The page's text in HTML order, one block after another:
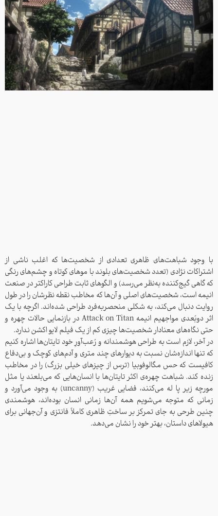
با وجود شباهت‌های ظاهری‌ تعدادی از شخصیت‌ها که اغلب ناشی از
اشتراکات نژادی (تعدد شخصیت‌های بلوند با موهای کوتاه و چشم‌های رنگی
که گاهی گیج‌کننده به‌نظر می‌رسد) و الگوهای ثابت طراحی کاراکتر در صنعت
انیمه است، شخصیت‌های اصلی و آن‌ها که مخاطب نقطه نظرشان را در طول
روایت دنبال می‌کند، به شکلی منحصر‌به‌فرد طراحی شده‌اند. اگرچه با یک
اثر دوبُعدی مواجهیم انیمه Attack on Titan در بازنمایی حالات چهره و
حتی نگاه‌های معنادار شخصیت‌ها چیزی کم از یک فیلم لایو اکشن ندارد.
در آخر، لازم است به طراحی هوشمندانه و رُعب‌آورِ خود تایتان‌ها اشاره کنیم
که تنها اندازه‌شان نسبت به دیوارهای چند متری و آدم‌های کوچک و بی‌دفاع
کافیست که حس مگالوفوبیا (ترس از چیزهای خیلی بزرگ) را در مخاطب
زنده کند. شباهت چهره‌ی اکثر تایتان‌ها با انسان‌هایی که می‌بلعند یا مثل
مورچه زیر پا له می‌کنند، فضایی غریب (uncanny) به وجود می‌آورد و
زمانی که متوجه می‌شویم همه ‌آن‌ها زمانی انسان بوده‌اند، هوشمندی
چنین طرحی به جای تمرکز بر ساختِ ظاهری کاملاً فانتزی و آن‌جهانی برای
هیولاهای داستان، بهتر خود را نشان می‌دهد.